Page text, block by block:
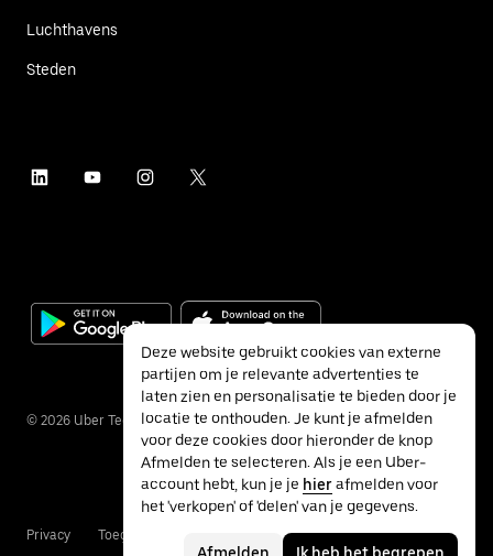
Luchthavens
Steden
© 2026 Uber Technologies Inc.
Privacy Toegankelijkheid Voorwaarden
Deze website gebruikt cookies van externe
partijen om je relevante advertenties te
laten zien en personalisatie te bieden door je
locatie te onthouden. Je kunt je afmelden
voor deze cookies door hieronder de knop
Afmelden te selecteren. Als je een Uber-
account hebt, kun je je hierafmelden voor
het 'verkopen' of 'delen' van je gegevens.